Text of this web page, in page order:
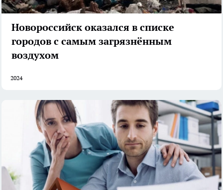
Новороссийск оказался в списке
городов с самым загрязнённым
воздухом
2024